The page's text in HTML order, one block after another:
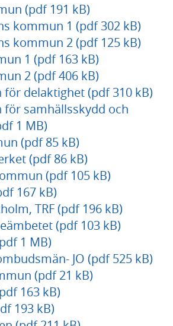
(pdf 191 kB)
kommun 1 (pdf 302 kB)
kommun 2 (pdf 125 kB)
1 (pdf 163 kB)
2 (pdf 406 kB)
för delaktighet (pdf 310 kB)
för samhällsskydd och
1 MB)
(pdf 85 kB)
(pdf 86 kB)
(pdf 105 kB)
167 kB)
TRF (pdf 196 kB)
(pdf 103 kB)
1 MB)
JO (pdf 525 kB)
(pdf 21 kB)
163 kB)
193 kB)